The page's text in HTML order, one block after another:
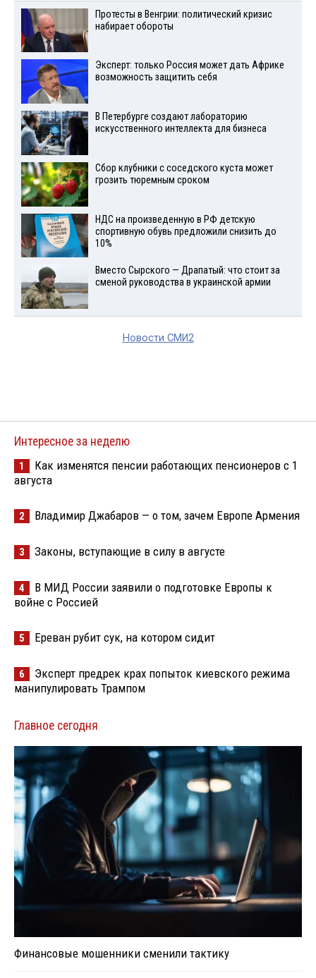
Протесты в Венгрии: политический кризис
набирает обороты
Эксперт: только Россия может дать Африке
возможность защитить себя
В Петербурге создают лабораторию
искусственного интеллекта для бизнеса
Сбор клубники с соседского куста может
грозить тюремным сроком
НДС на произведенную в РФ детскую
спортивную обувь предложили снизить до
10%
Вместо Сырского — Драпатый: что стоит за
сменой руководства в украинской армии
Новости СМИ2
Интересное за неделю
1
Как изменятся пенсии работающих пенсионеров с 1
августа
2 Владимир Джабаров — о том, зачем Европе Армения
3 Законы, вступающие в силу в августе
4
В МИД России заявили о подготовке Европы к
войне с Россией
5 Ереван рубит сук, на котором сидит
6
Эксперт предрек крах попыток киевского режима
манипулировать Трампом
Главное сегодня
Финансовые мошенники сменили тактику